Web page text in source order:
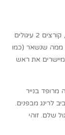
מוציאים את העוגה מהמקרר. בעזרת הרינג העגול, קורצים 2 עיגולים
עוד 2 חצאי עוגה ממה שנשאר (כמו
את ראש
מרופד בנייר
לרינג מבפנים.
שלם. זוהי